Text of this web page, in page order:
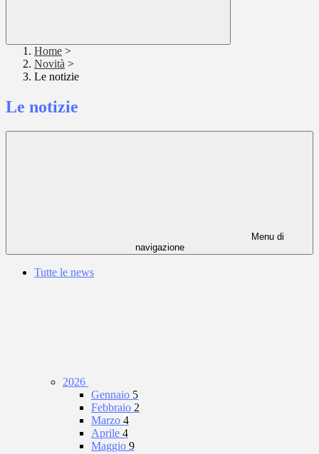
Home >
Novità >
Le notizie
Le notizie
Menu di
navigazione
Tutte le news
2026
Gennaio 5
Febbraio 2
Marzo 4
Aprile 4
Maggio 9